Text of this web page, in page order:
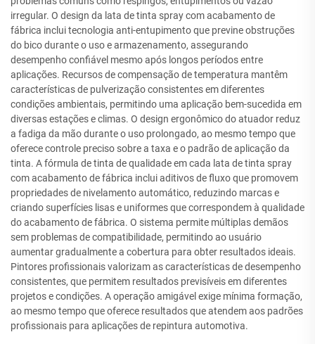
irregular. O design da lata de tinta spray com acabamento de
fábrica inclui tecnologia anti-entupimento que previne obstruções
do bico durante o uso e armazenamento, assegurando
desempenho confiável mesmo após longos períodos entre
aplicações. Recursos de compensação de temperatura mantêm
características de pulverização consistentes em diferentes
condições ambientais, permitindo uma aplicação bem-sucedida em
diversas estações e climas. O design ergonômico do atuador reduz
a fadiga da mão durante o uso prolongado, ao mesmo tempo que
oferece controle preciso sobre a taxa e o padrão de aplicação da
tinta. A fórmula de tinta de qualidade em cada lata de tinta spray
com acabamento de fábrica inclui aditivos de fluxo que promovem
propriedades de nivelamento automático, reduzindo marcas e
criando superfícies lisas e uniformes que correspondem à qualidade
do acabamento de fábrica. O sistema permite múltiplas demãos
sem problemas de compatibilidade, permitindo ao usuário
aumentar gradualmente a cobertura para obter resultados ideais.
Pintores profissionais valorizam as características de desempenho
consistentes, que permitem resultados previsíveis em diferentes
projetos e condições. A operação amigável exige mínima formação,
ao mesmo tempo que oferece resultados que atendem aos padrões
profissionais para aplicações de repintura automotiva.